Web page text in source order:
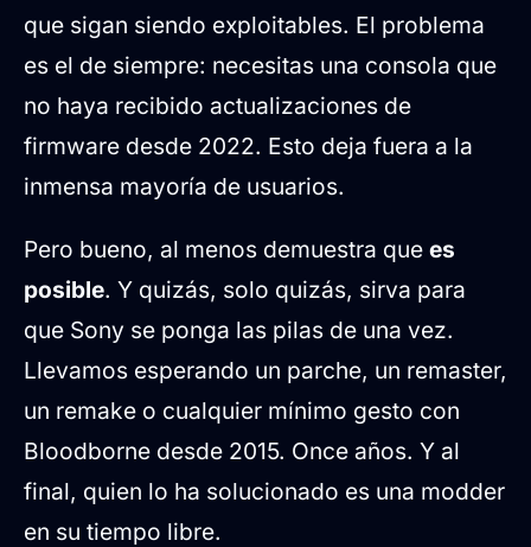
que sigan siendo exploitables. El problema
es el de siempre: necesitas una consola que
no haya recibido actualizaciones de
firmware desde 2022. Esto deja fuera a la
inmensa mayoría de usuarios.
Pero bueno, al menos demuestra que es
posible. Y quizás, solo quizás, sirva para
que Sony se ponga las pilas de una vez.
Llevamos esperando un parche, un remaster,
un remake o cualquier mínimo gesto con
Bloodborne desde 2015. Once años. Y al
final, quien lo ha solucionado es una modder
en su tiempo libre.